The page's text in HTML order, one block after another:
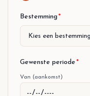
Bestemming*
Gewenste periode *
Van (aankomst)